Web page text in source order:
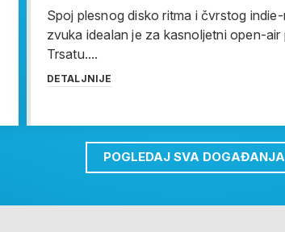
Spoj plesnog disko ritma i čvrstog
zvuka idealan je za kasnoljetni open-air
Trsatu....
DETALJNIJE
POGLEDAJ SVA DOGAĐANJA